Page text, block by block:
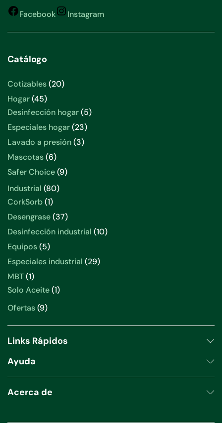
Facebook Instagram
Catálogo
Cotizables 20
Hogar 45
Desinfección hogar 5
Especiales hogar 23
Lavado a presión 3
Mascotas 6
Safer Choice 9
Industrial 80
CorkSorb 1
Desengrase 37
Desinfección industrial 10
Equipos 5
Especiales industrial 29
MBT 1
Solo Aceite 1
Ofertas 9
Links Rápidos
Ayuda
Acerca de